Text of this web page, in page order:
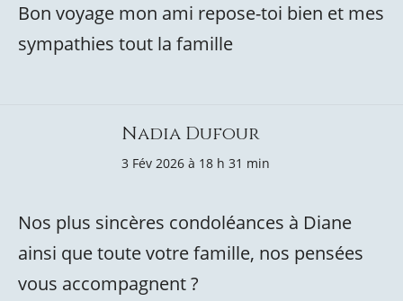
Bon voyage mon ami repose-toi bien et mes
sympathies tout la famille
Nadia Dufour
3 Fév 2026 à 18 h 31 min
Nos plus sincères condoléances à Diane
ainsi que toute votre famille, nos pensées
vous accompagnent ?